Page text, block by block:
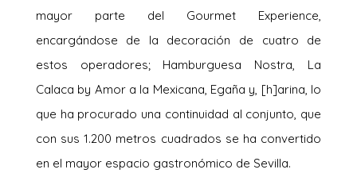
mayor parte del Gourmet Experience,
encargándose de la decoración de cuatro de
estos operadores; Hamburguesa Nostra, La
Calaca by Amor a la Mexicana, Egaña y, [h]arina, lo
que ha procurado una continuidad al conjunto, que
con sus 1.200 metros cuadrados se ha convertido
en el mayor espacio gastronómico de Sevilla.